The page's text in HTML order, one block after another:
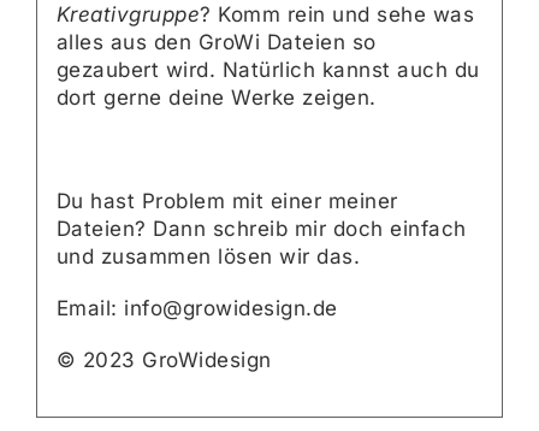
Kreativgruppe? Komm rein und sehe was
alles aus den GroWi Dateien so
gezaubert wird. Natürlich kannst auch du
dort gerne deine Werke zeigen.
Du hast Problem mit einer meiner
Dateien? Dann schreib mir doch einfach
und zusammen lösen wir das.
Email: info@growidesign.de
© 2023 GroWidesign